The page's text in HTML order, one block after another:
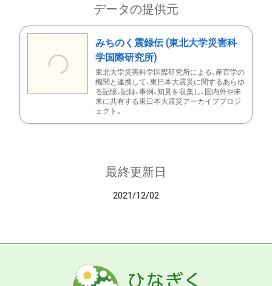
データの提供元
みちのく震録伝 (東北大学災害科
学国際研究所)
東北大学災害科学国際研究所による、産官学の
機関と連携して、東日本大震災に関するあらゆ
る記憶、記録、事例、知見を収集し、国内外や未
来に共有する東日本大震災アーカイブプロジ
ェクト。
最終更新日
2021/12/02